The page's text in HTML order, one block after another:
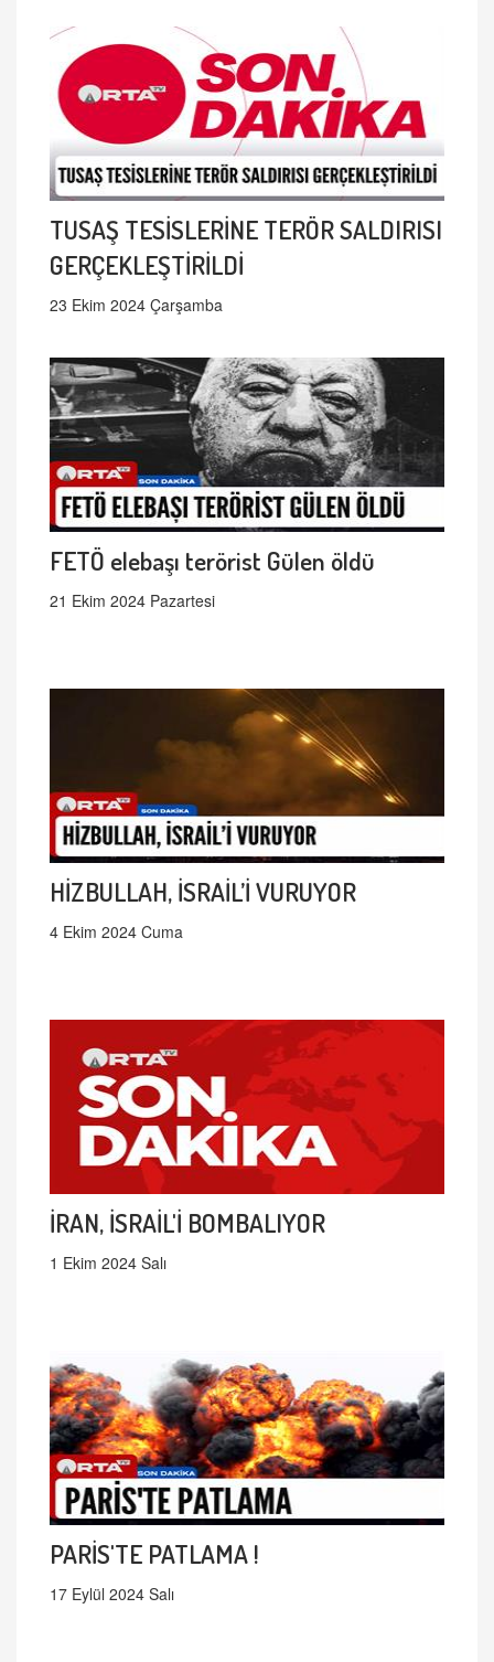
TUSAŞ TESİSLERİNE TERÖR SALDIRISI
GERÇEKLEŞTİRİLDİ
23 Ekim 2024 Çarşamba
FETÖ elebaşı terörist Gülen öldü
21 Ekim 2024 Pazartesi
HİZBULLAH, İSRAİL’İ VURUYOR
4 Ekim 2024 Cuma
İRAN, İSRAİL'İ BOMBALIYOR
1 Ekim 2024 Salı
PARİS'TE PATLAMA !
17 Eylül 2024 Salı